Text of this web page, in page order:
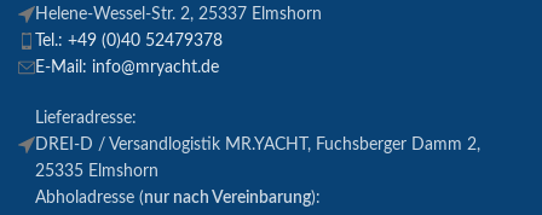
Helene-Wessel-Str. 2, 25337 Elmshorn
Tel.: +49 (0)40 52479378
E-Mail: info@mryacht.de
Lieferadresse:
DREI-D / Versandlogistik MR.YACHT, Fuchsberger Damm 2,
25335 Elmshorn
Abholadresse (nur nach Vereinbarung):